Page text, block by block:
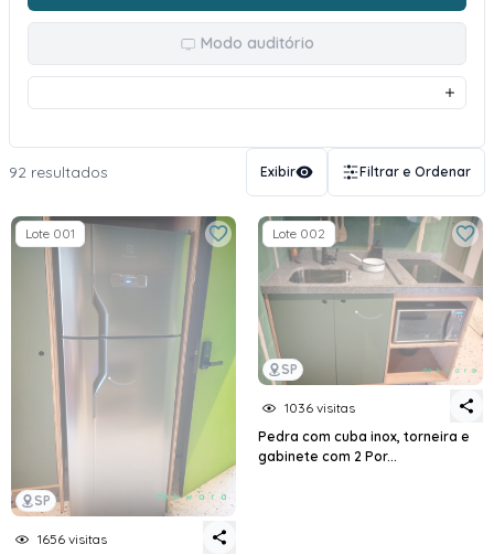
Modo auditório
92 resultados Exibir Filtrar e Ordenar
SP
Lote 001
1656 visitas
SP
Lote 002
1036 visitas
Pedra com cuba inox, torneira e
gabinete com 2 Por...